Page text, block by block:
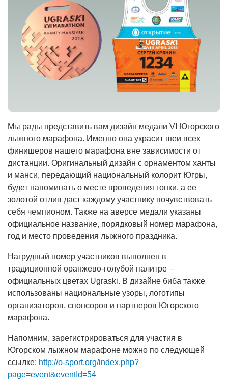
Мы рады представить вам дизайн медали VI Югорского
лыжного марафона. Именно она украсит шеи всех
финишеров нашего марафона вне зависимости от
дистанции. Оригинальный дизайн с орнаментом ханты
и манси, передающий национальный колорит Югры,
будет напоминать о месте проведения гонки, а ее
золотой отлив даст каждому участнику почувствовать
себя чемпионом. Также на аверсе медали указаны
официальное название, порядковый номер марафона,
год и место проведения лыжного праздника.
Нагрудный номер участников выполнен в
традиционной оранжево-голубой палитре –
официальных цветах Ugraski. В дизайне биба также
использованы национальные узоры, логотипы
организаторов, спонсоров и партнеров Югорского
марафона.
Напомним, зарегистрироваться для участия в
Югорском лыжном марафоне можно по следующей
ссылке: http://o-sport.org/index.php?
page=event&eventId=54